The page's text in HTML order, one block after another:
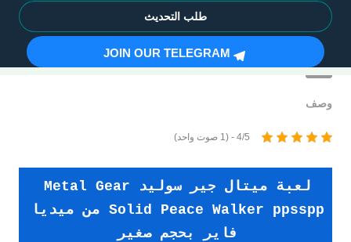
طلب التحديث
وصف
4/5 - (1 صوت واحد)
لعبة ميتال جير سوليد Metal Gear
Solid Peace Walker ppsspp من ميديا
فاير بحجم صغير